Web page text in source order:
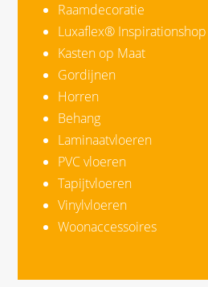
Raamdecoratie
Luxaflex® Inspirationshop
Kasten op Maat
Gordijnen
Horren
Behang
Laminaatvloeren
PVC vloeren
Tapijtvloeren
Vinylvloeren
Woonaccessoires